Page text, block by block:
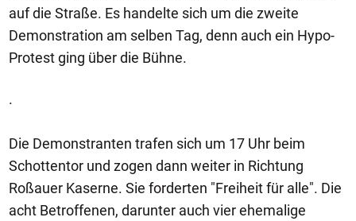
auf die Straße. Es handelte sich um die zweite
Demonstration am selben Tag, denn auch ein Hypo-
Protest ging über die Bühne.
.
Die Demonstranten trafen sich um 17 Uhr beim
Schottentor und zogen dann weiter in Richtung
Roßauer Kaserne. Sie forderten "Freiheit für alle". Die
acht Betroffenen, darunter auch vier ehemalige